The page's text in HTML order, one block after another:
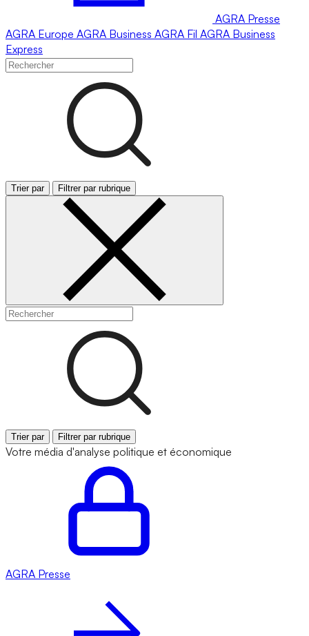
AGRA Presse
AGRA Europe AGRA Business AGRA Fil AGRA Business
Express
Trier par Filtrer par rubrique
Trier par Filtrer par rubrique
Votre média d'analyse politique et économique
AGRA Presse